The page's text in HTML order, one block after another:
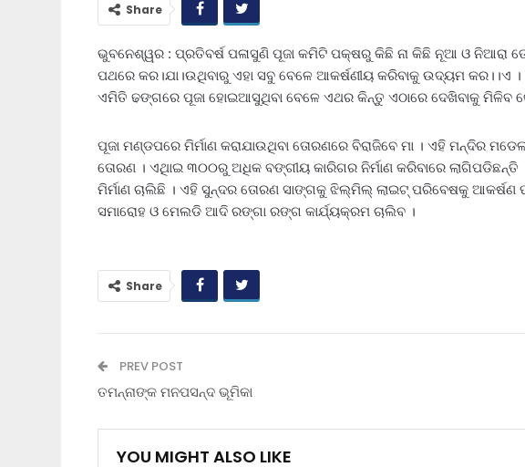
Share
ଭୁବନେଶ୍ୱର : ପ୍ରତିବର୍ଷ ପଳାସୁଣି ପୂଜା କମିଟି ପକ୍ଷରୁ କିଛି ନା କିଛି ନୂଆ ଓ ନିଆରା
ପଥରେ କର।ଯା।ଉଥିବାରୁ ଏହା ସବୁ ବେଳେ ଆକର୍ଷଣୀୟ କରିବାକୁ ଉଦ୍ୟମ କର।।ଏ ।
ଏମିତି ଢଙ୍ଗରେ ପୂଜା ହୋଇଆସୁଥିବା ବେଳେ ଏଥର କିନ୍ତୁ ଏଠାରେ ଦେଖିବାକୁ ମିଳିବ
ପୂଜା ମଣ୍ଡପରେ ମିର୍ମାଣ କରାଯାଉଥିବା ତୋରଣରେ ବିରାଜିବେ ମା । ଏହି ମନ୍ଦିର
ତୋରଣ । ଏଥିାଇ ୩୦୦ରୁ ଅଧିକ ବଙ୍ଗୀୟ କାରିଗର ନିର୍ମାଣ କରିବାରେ
ମିର୍ମାଣ ଚାଲିଛି । ଏହି ସୁନ୍ଦର ତୋରଣ ସାଙ୍ଗକୁ ଝିଲ୍‌ମିଲ୍‌ ଲାଇଟ୍‌ ପରିବେଷକୁ ଆକର୍ଷଣ
ସମାରୋହ ଓ ମେଲଡି ଆଦି ରଙ୍ଗା ରଙ୍ଗ କାର୍ଯ୍ୟକ୍ରମ ଚାଲିବ ।
Share
PREV POST
ତମନ୍ନାଙ୍କ ମନପସନ୍ଦ ଭୂମିକା
YOU MIGHT ALSO LIKE